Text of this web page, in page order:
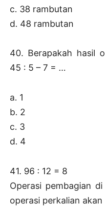
c. 38 rambutan
d. 48 rambutan
40. Berapakah hasil
45 : 5 – 7 = …
a. 1
b. 2
c. 3
d. 4
41. 96 : 12 = 8
Operasi pembagian
operasi perkalian